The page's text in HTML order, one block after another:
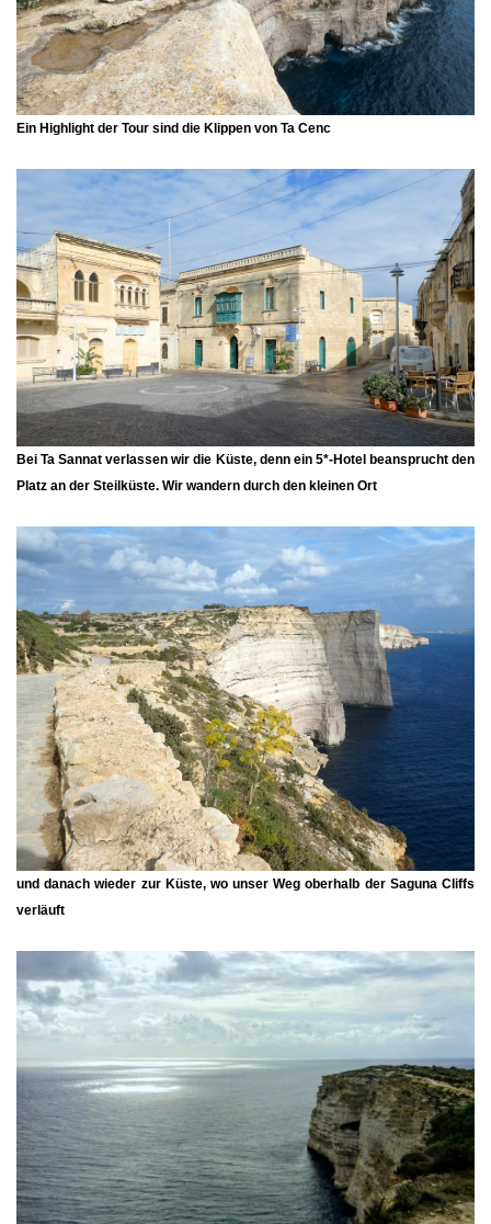
Ein Highlight der Tour sind die Klippen von Ta Cenc
BeiTa Sannat verlassen wir die Küste, denn ein 5*-Hotel beansprucht den
Platz an der Steilküste. Wir wandern durch den kleinen Ort
und danach wieder zur Küste, wo unser Weg oberhalb der Saguna Cliffs
verläuft